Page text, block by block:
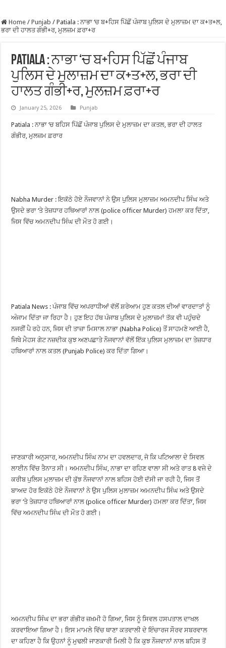
Home / Punjab / Patiala : ਨਾਭਾ ‘ਚ ਬ+ਹਿਸ ਪਿੱਛੋਂ ਪੰਜਾਬ ਪੁਲਿਸ ਦੇ ਮੁਲਾਜ਼ਮ ਦਾ ਕ+ਤ+ਲ,
ਭਰਾ ਦੀ ਹਾਲਤ ਗੰਭੀ+ਰ, ਮੁਲਜ਼ਮ ਫ਼ਰਾ+ਰ
Patiala : ਨਾਭਾ ‘ਚ ਬ+ਹਿਸ ਪਿੱਛੋਂ ਪੰਜਾਬ
ਪੁਲਿਸ ਦੇ ਮੁਲਾਜ਼ਮ ਦਾ ਕ+ਤ+ਲ, ਭਰਾ ਦੀ
ਹਾਲਤ ਗੰਭੀ+ਰ, ਮੁਲਜ਼ਮ ਫ਼ਰਾ+ਰ
January 25, 2026 Punjab
Patiala : ਨਾਭਾ ‘ਚ ਬਹਿਸ ਪਿੱਛੋਂ ਪੰਜਾਬ ਪੁਲਿਸ ਦੇ ਮੁਲਾਜ਼ਮ ਦਾ ਕਤਲ, ਭਰਾ ਦੀ ਹਾਲਤ
ਗੰਭੀਰ, ਮੁਲਜ਼ਮ ਫ਼ਰਾਰ
Nabha Murder : ਇਕੱਠੇ ਹੋਏ ਨੌਜਵਾਨਾਂ ਨੇ ਉਸ ਪੁਲਿਸ ਮੁਲਾਜ਼ਮ ਅਮਨਦੀਪ ਸਿੰਘ ਅਤੇ
ਉਸਦੇ ਭਰਾ ‘ਤੇ ਤੇਜ਼ਧਾਰ ਹਥਿਆਰਾਂ ਨਾਲ (police officer Murder) ਹਮਲਾ ਕਰ ਦਿੱਤਾ,
ਜਿਸ ਵਿੱਚ ਅਮਨਦੀਪ ਸਿੰਘ ਦੀ ਮੌਤ ਹੋ ਗਈ।
Patiala News : ਪੰਜਾਬ ਵਿੱਚ ਅਪਰਾਧੀਆਂ ਵੱਲੋਂ ਸ਼ਰੇਆਮ ਹੁਣ ਕਤਲ ਦੀਆਂ ਵਾਰਦਾਤਾਂ ਨੂੰ
ਅੰਜਾਮ ਦਿੱਤਾ ਜਾ ਰਿਹਾ ਹੈ। ਹੁਣ ਇਹ ਹੱਥ ਪੰਜਾਬ ਪੁਲਿਸ ਦੇ ਮੁਲਾਜ਼ਮਾਂ ਤੱਕ ਵੀ ਪਹੁੰਚਦੇ
ਨਜਰੀਂ ਪੈ ਰਹੇ ਹਨ, ਜਿਸ ਦੀ ਤਾਜ਼ਾ ਮਿਸਾਲ ਨਾਭਾ (Nabha Police) ਤੋਂ ਸਾਹਮਣੇ ਆਈ ਹੈ,
ਜਿਥੇ ਮੈਹਸ ਗੇਟ ਨਜ਼ਦੀਕ ਕੁਝ ਅਣਪਛਾਤੇ ਨੌਜਵਾਨਾਂ ਵੱਲੋਂ ਇੱਕ ਪੁਲਿਸ ਮੁਲਾਜ਼ਮ ਦਾ ਤੇਜ਼ਧਾਰ
ਹਥਿਆਰਾਂ ਨਾਲ ਕਤਲ (Punjab Police) ਕਰ ਦਿੱਤਾ ਗਿਆ।
ਜਾਣਕਾਰੀ ਅਨੁਸਾਰ, ਅਮਨਦੀਪ ਸਿੰਘ ਨਾਮ ਦਾ ਹਵਲਦਾਰ, ਜੋ ਕਿ ਪਟਿਆਲਾ ਦੇ ਸਿਵਲ
ਲਾਈਨ ਵਿੱਚ ਤੈਨਾਤ ਸੀ। ਅਮਨਦੀਪ ਸਿੰਘ, ਨਾਭਾ ਦਾ ਰਹਿਣ ਵਾਲਾ ਸੀ ਅਤੇ ਰਾਤ 8 ਵਜੇ ਦੇ
ਕਰੀਬ ਪੁਲਿਸ ਮੁਲਾਜ਼ਮ ਦੀ ਕੁੱਝ ਨੌਜਵਾਨਾਂ ਨਾਲ ਬਹਿਸ ਹੋਈ ਦੱਸੀ ਜਾ ਰਹੀ ਹੈ, ਜਿਸ ਤੋਂ
ਬਾਅਦ ਹੋਰ ਇਕੱਠੇ ਹੋਏ ਨੌਜਵਾਨਾਂ ਨੇ ਉਸ ਪੁਲਿਸ ਮੁਲਾਜ਼ਮ ਅਮਨਦੀਪ ਸਿੰਘ ਅਤੇ ਉਸਦੇ
ਭਰਾ ‘ਤੇ ਤੇਜ਼ਧਾਰ ਹਥਿਆਰਾਂ ਨਾਲ (police officer Murder) ਹਮਲਾ ਕਰ ਦਿੱਤਾ, ਜਿਸ
ਵਿੱਚ ਅਮਨਦੀਪ ਸਿੰਘ ਦੀ ਮੌਤ ਹੋ ਗਈ।
ਅਮਨਦੀਪ ਸਿੰਘ ਦਾ ਭਰਾ ਗੰਭੀਰ ਜ਼ਖ਼ਮੀ ਹੋ ਗਿਆ, ਜਿਸ ਨੂੰ ਸਿਵਲ ਹਸਪਤਾਲ ਦਾਖਲ
ਕਰਵਾਇਆ ਗਿਆ ਹੈ। ਇਸ ਮਾਮਲੇ ਵਿੱਚ ਥਾਣਾ ਕਤਵਾਲੀ ਦੇ ਇੰਚਾਰਜ ਸੌਰਵ ਸਬਰਵਾਲ
ਦਾ ਕਹਿਣਾ ਹੈ ਕਿ ਉਹਨਾਂ ਨੂੰ ਮੁਢਲੀ ਜਾਣਕਾਰੀ ਮਿਲੀ ਹੈ ਕਿ ਕੁਝ ਨੌਜਵਾਨਾਂ ਨਾਲ ਬਹਿਸ ਤੋਂ